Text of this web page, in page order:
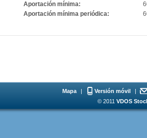
Aportación mínima:
Aportación mínima periódica:
Mapa | Versión móvil
|
© 2011 VDOS